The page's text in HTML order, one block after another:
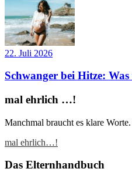
22. Juli 2026
Schwanger bei Hitze:
mal ehrlich …!
Manchmal braucht es klare
mal ehrlich…!
Das Elternhandbuch